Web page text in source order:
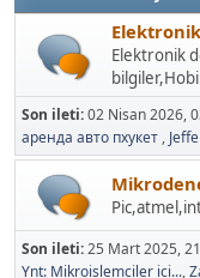
Elektronik
Elektronik
Son ileti:02 Nisan 2026,
аренда авто пхукет,
Son ileti:25 Mart 2025,
Ynt: Mikroislemciler ici...,